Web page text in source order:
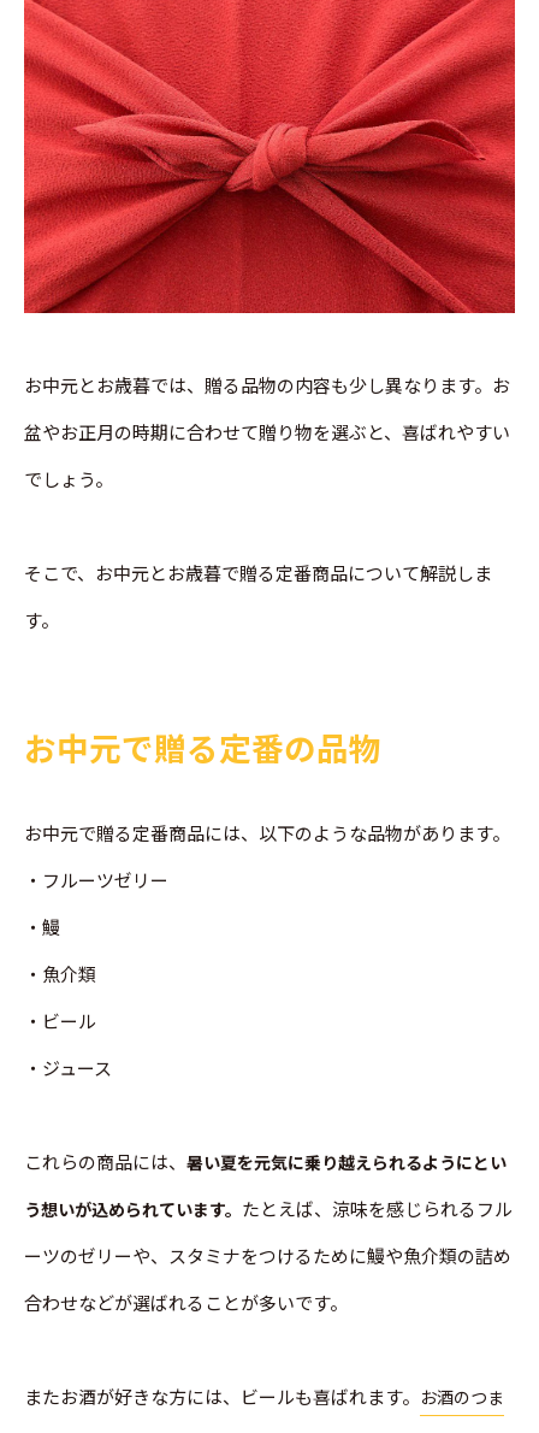
お中元とお歳暮では、贈る品物の内容も少し異なります。お
盆やお正月の時期に合わせて贈り物を選ぶと、喜ばれやすい
でしょう。
そこで、お中元とお歳暮で贈る定番商品について解説しま
す。
お中元で贈る定番の品物
お中元で贈る定番商品には、以下のような品物があります。
・フルーツゼリー
・鰻
・魚介類
・ビール
・ジュース
これらの商品には、 暑い夏を元気に乗り越えられるようにとい
う想いが込められています。 たとえば、涼味を感じられるフル
ーツのゼリーや、スタミナをつけるために鰻や魚介類の詰め
合わせなどが選ばれることが多いです。
またお酒が好きな方には、ビールも喜ばれます。 お酒のつま